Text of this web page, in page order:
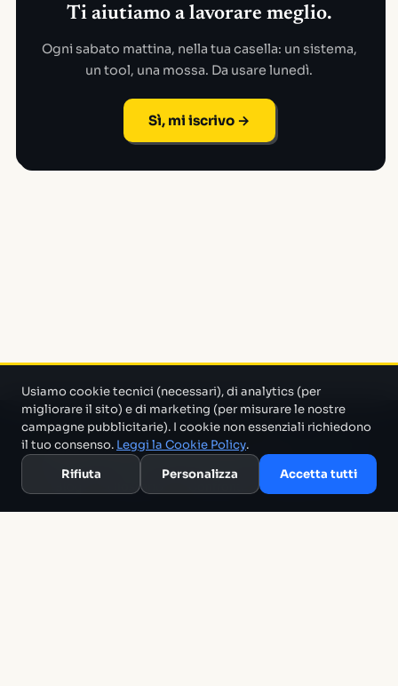
Ti aiutiamo a lavorare meglio.
Ogni sabato mattina, nella tua casella: un sistema,
un tool, una mossa. Da usare lunedì.
Sì, mi iscrivo →
Un progetto di Marco Monty Montemagno
che cerca in mezzo al casino e ti porta solo quello che serve.
Glossario
Usiamo cookie tecnici (necessari), di analytics (per
migliorare il sito) e di marketing (per misurare le nostre
campagne pubblicitarie). I cookie non essenziali richiedono
il tuo consenso. Leggi la Cookie Policy.
Rifiuta
Personalizza Accetta tutti